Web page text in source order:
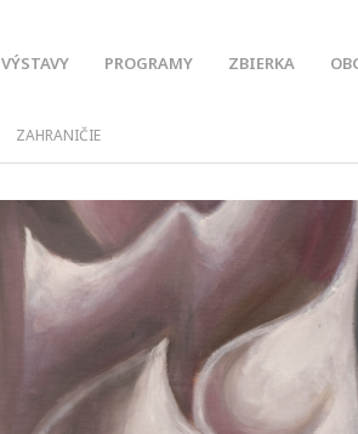
VÝSTAVY PROGRAMY ZBIERKA
ZAHRANIČIE